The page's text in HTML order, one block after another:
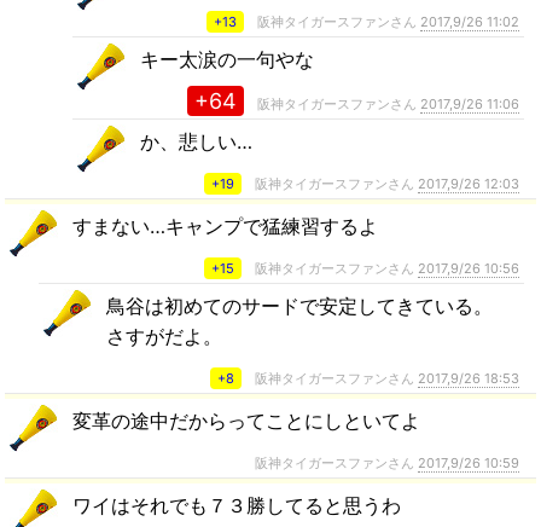
+13 阪神タイガースファンさん 2017,9/26 11:02
キー太涙の一句やな
+64 阪神タイガースファンさん 2017,9/26 11:06
か、悲しい…
+19 阪神タイガースファンさん 2017,9/26 12:03
すまない…キャンプで猛練習するよ
+15 阪神タイガースファンさん 2017,9/26 10:56
鳥谷は初めてのサードで安定してきている。
さすがだよ。
+8 阪神タイガースファンさん 2017,9/26 18:53
変革の途中だからってことにしといてよ
阪神タイガースファンさん 2017,9/26 10:59
ワイはそれでも７３勝してると思うわ